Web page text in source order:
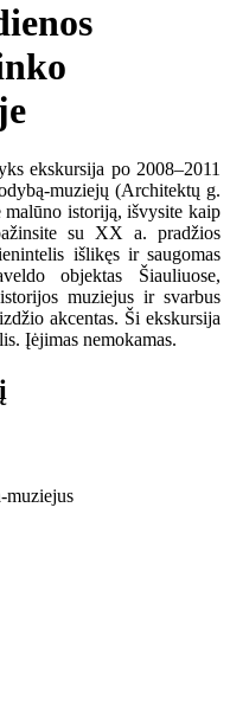
ekskursija po 2008–2011
muziejų (Architektų g.
istoriją, išvysite kaip
su XX a. pradžios
išlikęs ir saugomas
objektas Šiauliuose,
muziejus ir svarbus
akcentas. Ši ekskursija
Įėjimas nemokamas.
muziejus